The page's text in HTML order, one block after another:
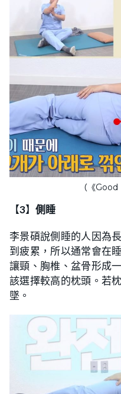
（《
【3】 側睡
李景碩說側睡的人因為
到疲累，所以通常會在
讓頸、胸椎、盆骨形成
該選擇較高的枕頭。若
墜。